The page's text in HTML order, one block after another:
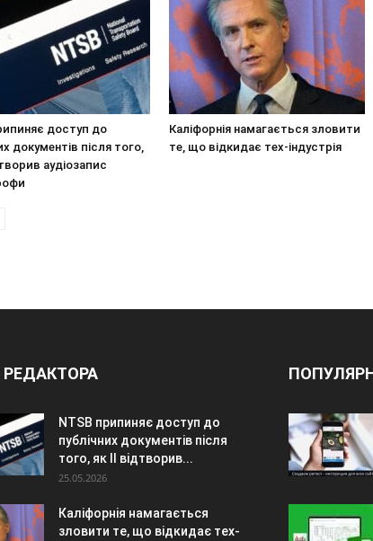
доступ до
документів після того,
аудіозапис
Каліфорнія намагається зловити
те, що відкидає тех-індустрія
РЕДАКТОРА
NTSB припиняє доступ до
публічних документів після
того, як ІІ відтворив...
25.05.2026
Каліфорнія намагається
зловити те, що відкидає тех-